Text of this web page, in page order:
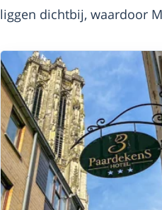
liggen dichtbij, waardoor